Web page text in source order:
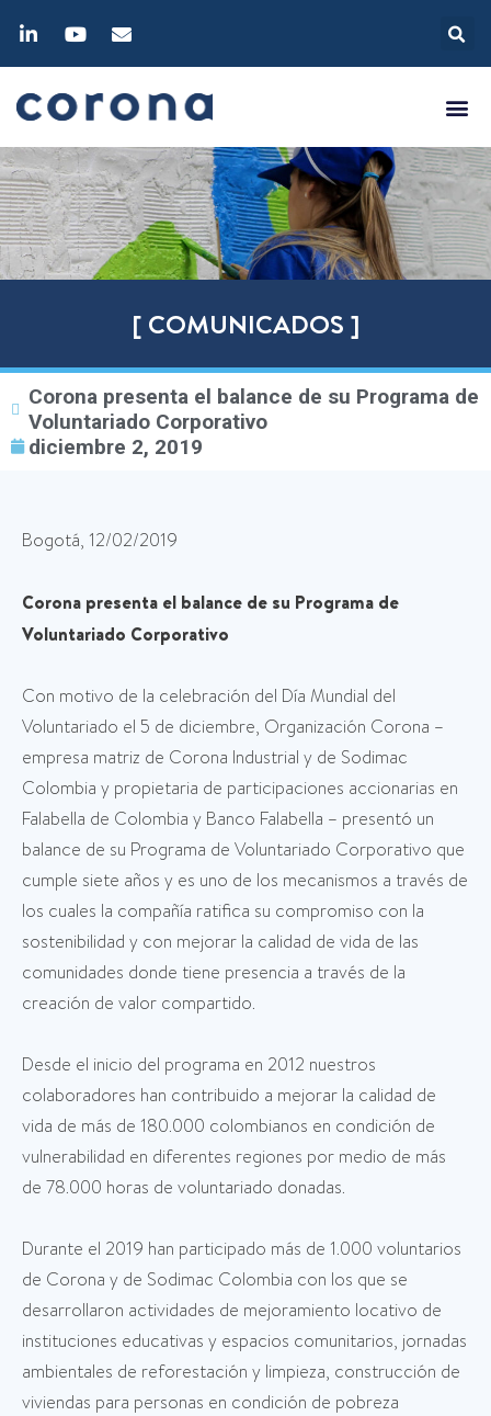
[ COMUNICADOS ]
Corona presenta el balance de su Programa de
Voluntariado Corporativo
diciembre 2, 2019
Bogotá, 12/02/2019
Corona presenta el balance de su Programa de
Voluntariado Corporativo
Con motivo de la celebración del Día Mundial del
Voluntariado el 5 de diciembre, Organización Corona –
empresa matriz de Corona Industrial y de Sodimac
Colombia y propietaria de participaciones accionarias en
Falabella de Colombia y Banco Falabella – presentó un
balance de su Programa de Voluntariado Corporativo que
cumple siete años y es uno de los mecanismos a través de
los cuales la compañía ratifica su compromiso con la
sostenibilidad y con mejorar la calidad de vida de las
comunidades donde tiene presencia a través de la
creación de valor compartido.
Desde el inicio del programa en 2012 nuestros
colaboradores han contribuido a mejorar la calidad de
vida de más de 180.000 colombianos en condición de
vulnerabilidad en diferentes regiones por medio de más
de 78.000 horas de voluntariado donadas.
Durante el 2019 han participado más de 1.000 voluntarios
de Corona y de Sodimac Colombia con los que se
desarrollaron actividades de mejoramiento locativo de
instituciones educativas y espacios comunitarios, jornadas
ambientales de reforestación y limpieza, construcción de
viviendas para personas en condición de pobreza